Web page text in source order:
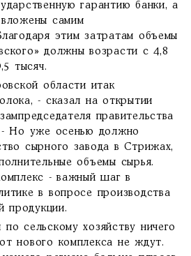
гарантию банки, а
самим
этим затратам объемы
должны возрасти с 4,8
тысяч.
области итак
- сказал на открытии
правительства
- Но уже осенью должно
сырного завода в Стрижах,
объемы сырья.
- важный шаг в
в вопросе производства
продукции.
сельскому хозяйству ничего
нового комплекса не ждут.